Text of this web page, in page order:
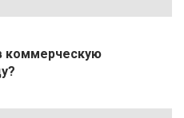
коммерческую